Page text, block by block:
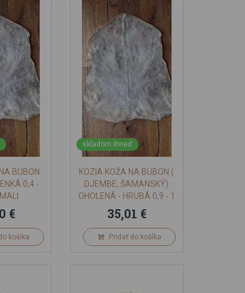
BUBON
0,4 -
€
košíka
skladom ihneď
KOZIA KOŽA NA BUBON (
DJEMBE, ŠAMANSKÝ)
OHOLENÁ - HRUBÁ 0,9 - 1
MM MALI
35,01 €
Pridať do košíka